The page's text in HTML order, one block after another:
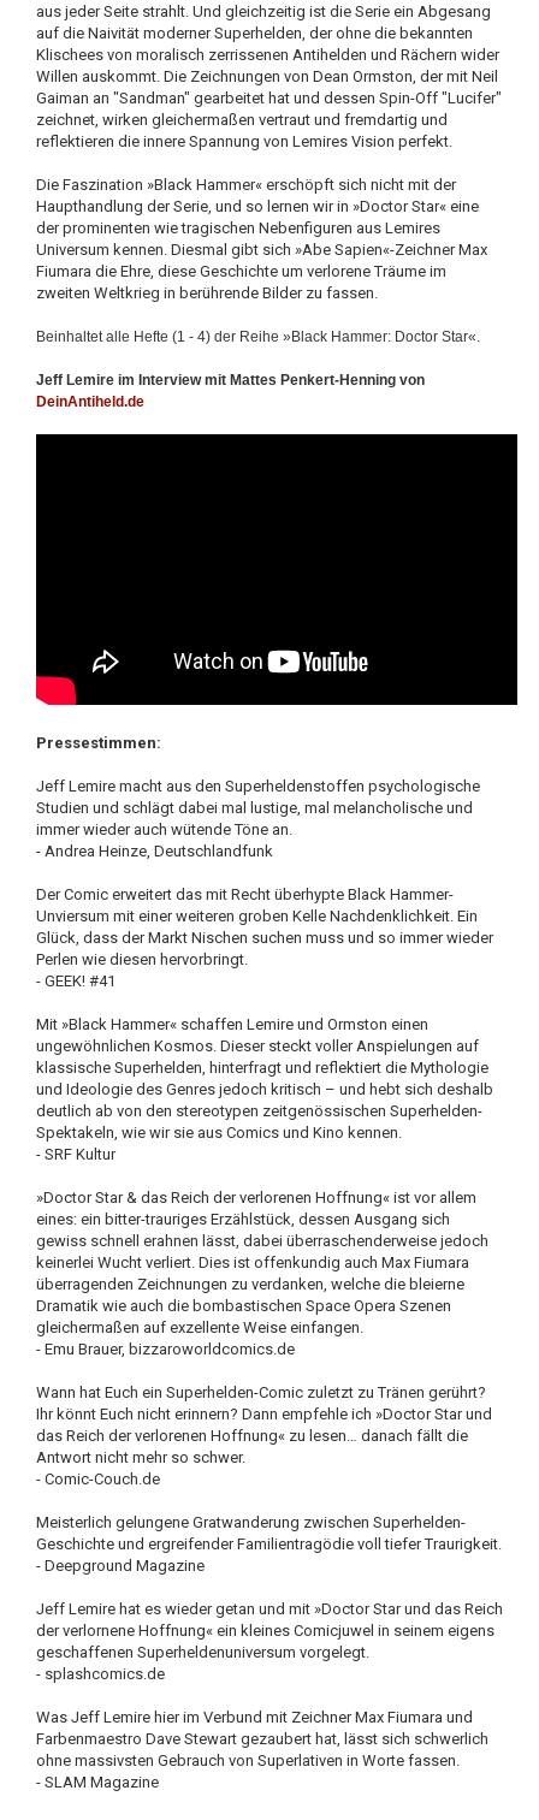
aus jeder Seite strahlt. Und gleichzeitig ist die Serie ein Abgesang
auf die Naivität moderner Superhelden, der ohne die bekannten
Klischees von moralisch zerrissenen Antihelden und Rächern wider
Willen auskommt. Die Zeichnungen von Dean Ormston, der mit Neil
Gaiman an "Sandman" gearbeitet hat und dessen Spin-Off "Lucifer"
zeichnet, wirken gleichermaßen vertraut und fremdartig und
reflektieren die innere Spannung von Lemires Vision perfekt.
Die Faszination »Black Hammer« erschöpft sich nicht mit der
Haupthandlung der Serie, und so lernen wir in »Doctor Star« eine
der prominenten wie tragischen Nebenfiguren aus Lemires
Universum kennen. Diesmal gibt sich »Abe Sapien«-Zeichner Max
Fiumara die Ehre, diese Geschichte um verlorene Träume im
zweiten Weltkrieg in berührende Bilder zu fassen.
Beinhaltet alle Hefte (1 - 4) der Reihe »Black Hammer: Doctor Star«.
Jeff Lemire im Interview mit Mattes Penkert-Henning von
DeinAntiheld.de
Pressestimmen:
Jeff Lemire macht aus den Superheldenstoffen psychologische
Studien und schlägt dabei mal lustige, mal melancholische und
immer wieder auch wütende Töne an.
- Andrea Heinze, Deutschlandfunk
Der Comic erweitert das mit Recht überhypte Black Hammer-
Unviersum mit einer weiteren groben Kelle Nachdenklichkeit. Ein
Glück, dass der Markt Nischen suchen muss und so immer wieder
Perlen wie diesen hervorbringt.
- GEEK! #41
Mit »Black Hammer« schaffen Lemire und Ormston einen
ungewöhnlichen Kosmos. Dieser steckt voller Anspielungen auf
klassische Superhelden, hinterfragt und reflektiert die Mythologie
und Ideologie des Genres jedoch kritisch – und hebt sich deshalb
deutlich ab von den stereotypen zeitgenössischen Superhelden-
Spektakeln, wie wir sie aus Comics und Kino kennen.
- SRF Kultur
»Doctor Star & das Reich der verlorenen Hoffnung« ist vor allem
eines: ein bitter-trauriges Erzählstück, dessen Ausgang sich
gewiss schnell erahnen lässt, dabei überraschenderweise jedoch
keinerlei Wucht verliert. Dies ist offenkundig auch Max Fiumara
überragenden Zeichnungen zu verdanken, welche die bleierne
Dramatik wie auch die bombastischen Space Opera Szenen
gleichermaßen auf exzellente Weise einfangen.
- Emu Brauer, bizzaroworldcomics.de
Wann hat Euch ein Superhelden-Comic zuletzt zu Tränen gerührt?
Ihr könnt Euch nicht erinnern? Dann empfehle ich »Doctor Star und
das Reich der verlorenen Hoffnung« zu lesen… danach fällt die
Antwort nicht mehr so schwer.
- Comic-Couch.de
Meisterlich gelungene Gratwanderung zwischen Superhelden-
Geschichte und ergreifender Familientragödie voll tiefer Traurigkeit.
- Deepground Magazine
Jeff Lemire hat es wieder getan und mit »Doctor Star und das Reich
der verlornene Hoffnung« ein kleines Comicjuwel in seinem eigens
geschaffenen Superheldenuniversum vorgelegt.
- splashcomics.de
Was Jeff Lemire hier im Verbund mit Zeichner Max Fiumara und
Farbenmaestro Dave Stewart gezaubert hat, lässt sich schwerlich
ohne massivsten Gebrauch von Superlativen in Worte fassen.
- SLAM Magazine